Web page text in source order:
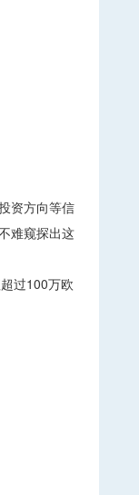
资方向等信
难窥探出这
过100万欧